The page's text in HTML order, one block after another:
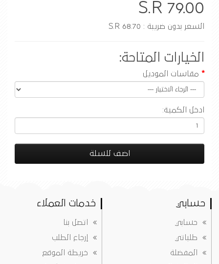
S.R 79.00
السعر بدون ضريبة : S.R 68.70
الخيارات المتاحة:
مقاسات الموديل
ادخل الكمية:
اضف للسلة
حسابي
حسابي
طلباتي
المفضلة
خدمات العملاء
اتصل بنا
إرجاع الطلب
خريطة الموقع